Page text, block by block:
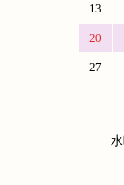
13
20
27